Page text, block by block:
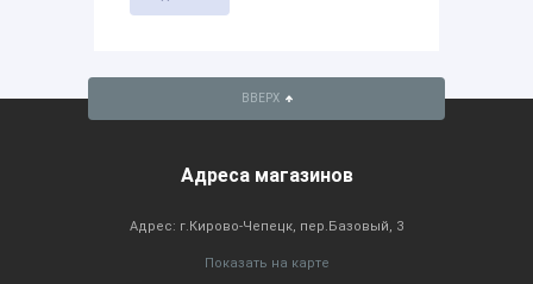
ВВЕРХ
Адреса магазинов
Адрес: г.Кирово-Чепецк, пер.Базовый, 3
Показать на карте